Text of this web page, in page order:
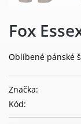
Fox
Oblíbené pánské
Značka:
Kód: